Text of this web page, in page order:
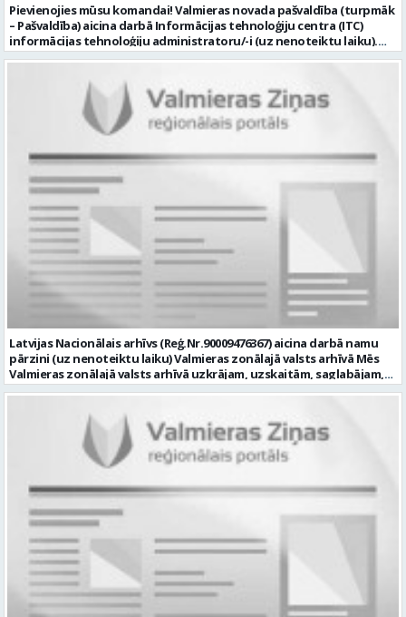
Pievienojies mūsu komandai! Valmieras novada pašvaldība (turpmāk
– Pašvaldība) aicina darbā Informācijas tehnoloģiju centra (ITC)
informācijas tehnoloģiju administratoru/-i (uz nenoteiktu laiku).
Darba vieta: Rūjienas un Naukšēnu apvienību teritorijās Ja Tev ir
(turpmāk – IKT) saistīto problēmu pieteikumu pārvaldību un
operatīvu risināšanu; nodrošināt datortehnikas lietotāju atbalstu
un ar to saistīto problēmsituāciju risināšanu; uzstādīt, konfigurēt,
diagnosticēt un modernizēt Pašvaldības iestāžu datortehniku,
datortīklus un programmatūru, novērst kļūmes to darbībā;
kontrolēt ārējo pakalpojumu sniedzēju darbu izpildi Pašvaldības
iestādēs infrastruktūras uzturēšanā; sagatavot priekšlikumus par
IKT nomaiņu un efektīvāku izmantošanu; un ja Tev ir: vismaz vidējā
profesionālā izglītība informācijas tehnoloģiju jomā; darba
pieredze (ar informācijas tehnoloģijām saistītā jomā); izpratne par
datortehnikas un biroja tehnikas uzbūvi un problēmu risināšanas
secību; izpratne par datortīkla uzbūvi, tīkla iekārtu darbības
principiem; valsts valodas prasmes atbilstoši Valsts valodas likuma
prasībām; kompetences: ļoti labas organizatoriskās un saskarsmes
spējas, argumentācijas prasme; prasme patstāvīgi pieņemt
lēmumus; analītiskās spējas; augsta atbildības sajūta; precizitāte;
spēja strādāt individuāli un komandā; pašiniciatīva un spēja meklēt
un piedāvāt jaunus risinājumus; mēs piedāvājam: dinamisku,
interesantu un atbildīgu darbu un ideju īstenošanas iespējas uz
attīstību vērstā Pašvaldībā; pamatalgu pārbaudes laikā 1258,- EUR
pirms nodokļu nomaksas, pēc pārbaudes laika 1310,- EUR pirms
nodokļu nomaksas; iespēju saņemt atvaļinājuma pabalstu darba un
dzīves līdzsvaram par labu darba sniegumu; darba devēja
līdzfinansētu veselības apdrošināšanu pēc pārbaudes laika beigām,
kā arī citas sociālās garantijas/labumus atbilstoši darba rezultātam
un normatīvajos aktos noteiktajam; profesionālās pilnveidošanās
un izaugsmes iespējas zinošu un atsaucīgu kolēģu komandā. CV,
burtu lielumu “11”) un izglītības dokumenta kopiju, lūdzam iesniegt
elektroniski, nosūtot uz personals@valmierasnovads.lv vai
personīgi Pašvaldības Dokumentu pārvaldības un klientu
apkalpošanas centrā, adrese: Lāčplēša ielā 2, Valmierā, Valmieras
novadā ar norādi „Informācijas tehnoloģiju centra Informācijas
tehnoloģiju administratora/-es amatam” līdz 2026.gada
23.augustam. Tālrunis papildu informācijai: 64292237. Profesija:
Latvijas Nacionālais arhīvs (Reģ.Nr.90009476367) aicina darbā namu
pārzini (uz nenoteiktu laiku) Valmieras zonālajā valsts arhīvā Mēs
Valmieras zonālajā valsts arhīvā uzkrājam, uzskaitām, saglabājam,
darām pieejamu un popularizējam nacionālo dokumentāro
Valkas, Smiltenes un Limbažu novadi. Aicinām savai komandai
pievienoties čaklu, rūpīgu un atbildīgu kolēģi namu pārziņa amatā,
kurš rūpētos par mūsu darba vietu Valmierā, Cempu ielā 13. Piesakies
un pievienojies mūsu kolektīvam! Mums ir svarīgi, lai Tev ir: • vismaz
vidējā vai vidējā profesionālā izglītība; • profesionāla pieredze
saimniecisko darbu veikšanā, vēlams ēku vai namu
apsaimniekošanas jomā; • labas iemaņas darbā ar datoru (MS Office,
tīmekļa pārlūkprogrammās, e pasts); • valsts valodas prasmes
vismaz B2 līmenī; • prasme plānot un organizēt savu darbu,
patstāvīgi risināt ar darba pienākumiem saistītus jautājumus, kā arī
augsta atbildības izjūta un labas sadarbības prasmes; • B
kategorijas autovadītāja apliecība, iespēja darba vajadzībām
izmantot personīgo automašīnu; • par priekšrocību uzskatīsim